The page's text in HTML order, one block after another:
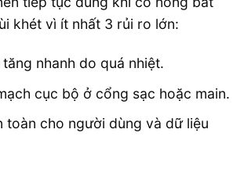
khét vì ít nhất 3 rủi ro lớn:
nhanh do quá nhiệt.
cục bộ ở cổng sạc hoặc main.
toàn cho người dùng và dữ liệu